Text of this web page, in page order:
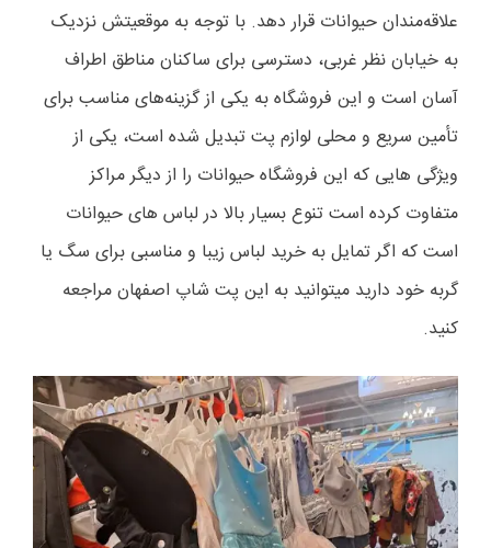
علاقه‌مندان حیوانات قرار دهد. با توجه به موقعیتش نزدیک
به خیابان نظر غربی، دسترسی برای ساکنان مناطق اطراف
آسان است و این فروشگاه به یکی از گزینه‌های مناسب برای
تأمین سریع و محلی لوازم پت تبدیل شده است، یکی از
ویژگی هایی که این فروشگاه حیوانات را از دیگر مراکز
متفاوت کرده است تنوع بسیار بالا در لباس های حیوانات
است که اگر تمایل به خرید لباس زیبا و مناسبی برای سگ یا
گربه خود دارید میتوانید به این پت شاپ اصفهان مراجعه
کنید.